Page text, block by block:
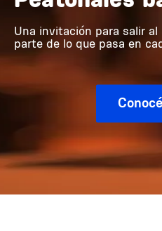
Una invitación para salir
parte de lo que pasa en